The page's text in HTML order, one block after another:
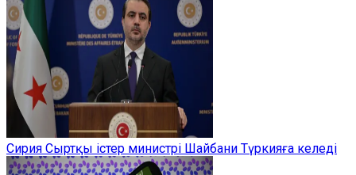
Сирия Сыртқы істер министрі Шайбани Түркияға келеді